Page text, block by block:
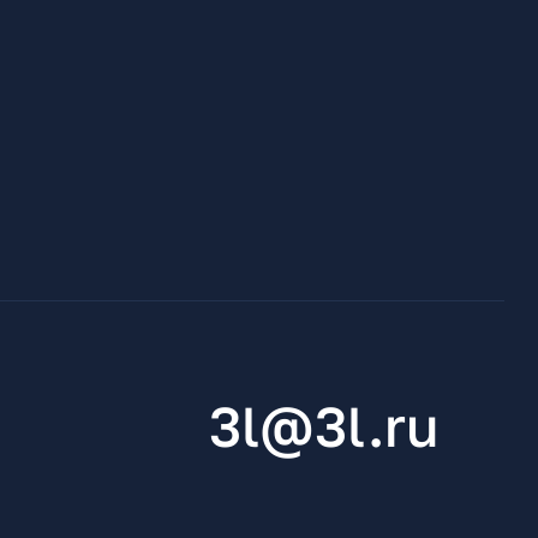
3l@3l.ru